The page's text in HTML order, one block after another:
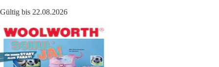
Gültig bis 22.08.2026